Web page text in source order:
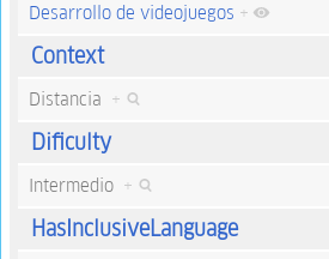
Desarrollo de videojuegos +
Context
Distancia +
Dificulty
Intermedio +
HasInclusiveLanguage